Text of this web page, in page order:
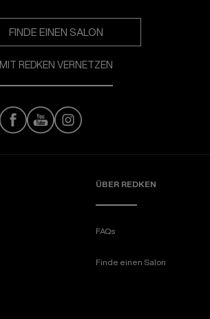
FINDE EINEN SALON
MIT REDKEN VERNETZEN
ÜBER REDKEN​
FAQs
Finde einen Salon